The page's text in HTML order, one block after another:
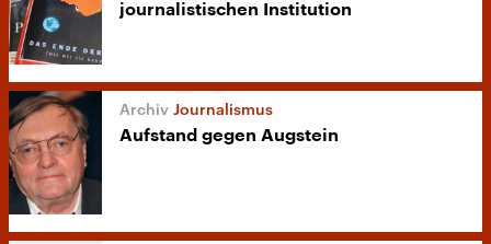
journalistischen Institution
Journalismus
Aufstand gegen Augstein